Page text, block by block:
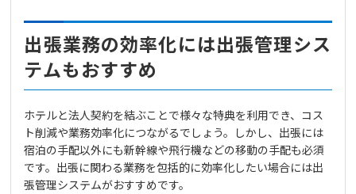
出張業務の効率化には出張管理シス
テムもおすすめ
ホテルと法人契約を結ぶことで様々な特典を利用でき、コス
ト削減や業務効率化につながるでしょう。しかし、出張には
宿泊の手配以外にも新幹線や飛行機などの移動の手配も必須
です。出張に関わる業務を包括的に効率化したい場合には出
張管理システムがおすすめです。